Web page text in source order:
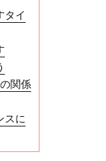
タイ
関係
スに